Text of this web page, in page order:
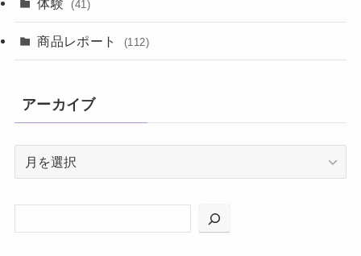
体験 (41)
商品レポート (112)
アーカイブ
ブ